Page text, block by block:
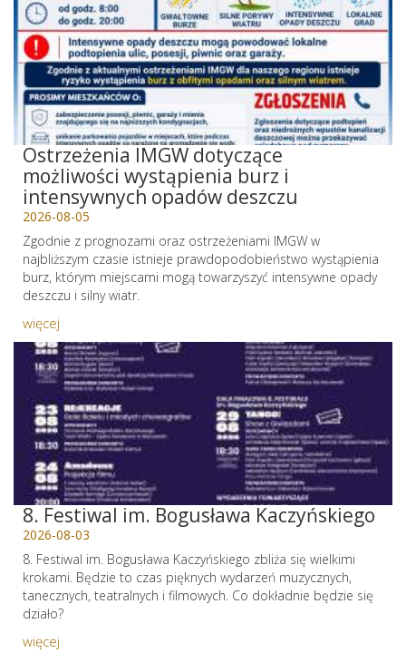
Ostrzeżenia IMGW dotyczące
możliwości wystąpienia burz i
intensywnych opadów deszczu
2026-08-05
Zgodnie z prognozami oraz ostrzeżeniami IMGW w
najbliższym czasie istnieje prawdopodobieństwo wystąpienia
burz, którym miejscami mogą towarzyszyć intensywne opady
deszczu i silny wiatr.
więcej
8. Festiwal im. Bogusława Kaczyńskiego
2026-08-03
8. Festiwal im. Bogusława Kaczyńskiego zbliża się wielkimi
krokami. Będzie to czas pięknych wydarzeń muzycznych,
tanecznych, teatralnych i filmowych. Co dokładnie będzie się
działo?
więcej